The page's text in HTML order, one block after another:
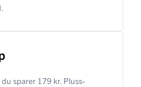
sparer 179 kr. Pluss-